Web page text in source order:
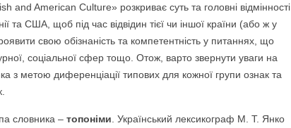
and American Culture» розкриває суть та головні відмінності
та США, щоб під час відвідин тієї чи іншої країни (або ж у
свою обізнаність та компетентність у питаннях, що
соціальної сфер тощо. Отож, варто звернути уваги на
з метою диференціації типових для кожної групи ознак та
словника –топоніми . Український лексикограф М. Т. Янко